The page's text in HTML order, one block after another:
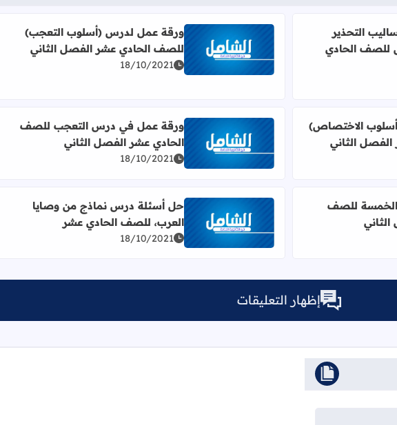
التحذير والإغراء والاختصاص للصف الحادي عشر الفصل الثاني
التحذير
للصف الحادي
اقرأ المزيد عن ورقة عمل لدرس (أسلوب التعجب) للصف
ورقة عمل لدرس (أسلوب التعجب)
للصف الحادي عشر الفصل الثاني
18/10/2021
الاختصاص) للصف الحادي عشر الفصل الثاني
الاختصاص)
الثاني
اقرأ المزيد عن ورقة عمل في درس التعجب للصف
ورقة عمل في درس التعجب للصف
الحادي عشر الفصل الثاني
18/10/2021
الخمسة للصف الحادي عشر الفصل الثاني
الخمسة للصف
اقرأ المزيد عن حل أسئلة درس نماذج من وصايا
حل أسئلة درس نماذج من وصايا
العرب، للصف الحادي عشر
18/10/2021
إظهار التعليقات